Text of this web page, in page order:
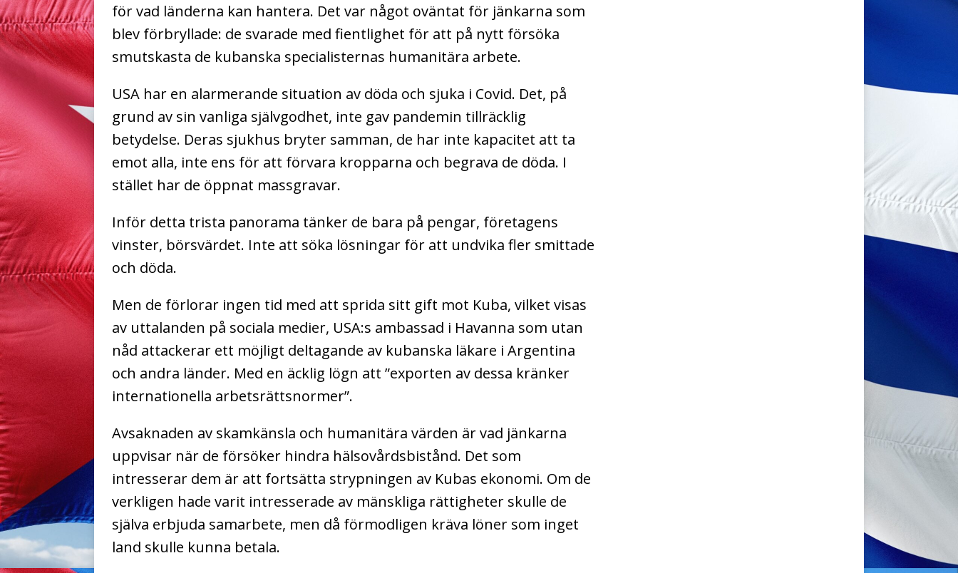
för vad länderna kan hantera. Det var något oväntat för jänkarna som
blev förbryllade: de svarade med fientlighet för att på nytt försöka
smutskasta de kubanska specialisternas humanitära arbete.
USA har en alarmerande situation av döda och sjuka i Covid. Det, på
grund av sin vanliga självgodhet, inte gav pandemin tillräcklig
betydelse. Deras sjukhus bryter samman, de har inte kapacitet att ta
emot alla, inte ens för att förvara kropparna och begrava de döda. I
stället har de öppnat massgravar.
Inför detta trista panorama tänker de bara på pengar, företagens
vinster, börsvärdet. Inte att söka lösningar för att undvika fler smittade
och döda.
Men de förlorar ingen tid med att sprida sitt gift mot Kuba, vilket visas
av uttalanden på sociala medier, USA:s ambassad i Havanna som utan
nåd attackerar ett möjligt deltagande av kubanska läkare i Argentina
och andra länder. Med en äcklig lögn att ”exporten av dessa kränker
internationella arbetsrättsnormer”.
Avsaknaden av skamkänsla och humanitära värden är vad jänkarna
uppvisar när de försöker hindra hälsovårdsbistånd. Det som
intresserar dem är att fortsätta strypningen av Kubas ekonomi. Om de
verkligen hade varit intresserade av mänskliga rättigheter skulle de
själva erbjuda samarbete, men då förmodligen kräva löner som inget
land skulle kunna betala.